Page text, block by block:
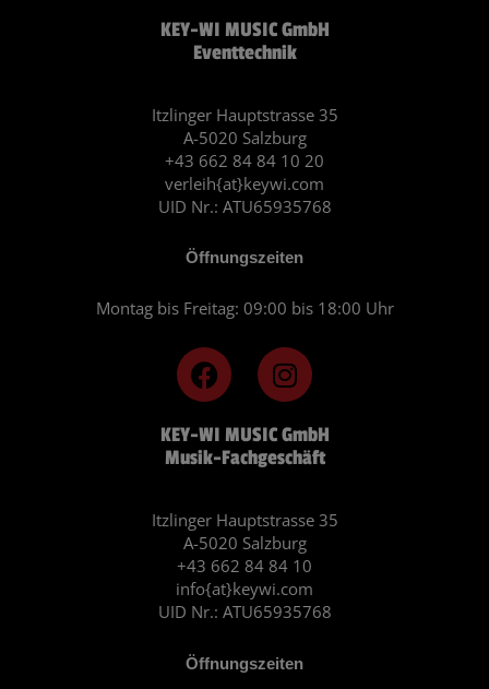
KEY-WI MUSIC GmbH
Musik-Fachgeschäft
Itzlinger Hauptstrasse 35
A-5020 Salzburg
+43 662 84 84 10
info{at}keywi.com
UID Nr.: ATU65935768
Öffnungszeiten
F
a
c
e
b
o
k
I
n
s
t
a
r
a
m
KEY-WI MUSIC GmbH
Eventtechnik
Itzlinger Hauptstrasse 35
A-5020 Salzburg
+43 662 84 84 10 20
verleih{at}keywi.com
UID Nr.: ATU65935768
Öffnungszeiten
Montag bis Freitag: 09:00 bis 18:00 Uhr